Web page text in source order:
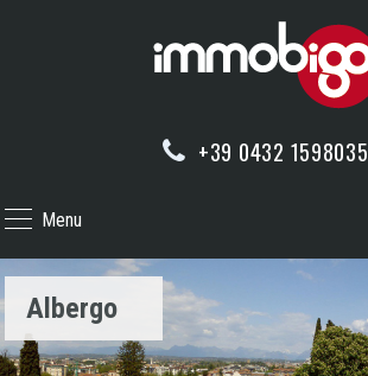
+39 0432 1598035
Menu
Albergo